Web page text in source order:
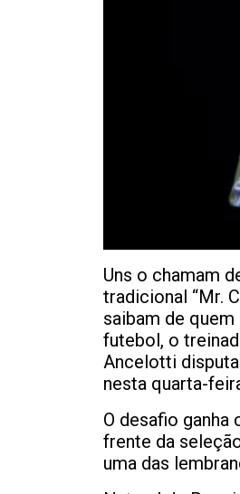
Uns o chamam
tradicional “Mr.
saibam de
futebol, o
Ancelotti
nesta quarta-
O desafio
frente da
uma das